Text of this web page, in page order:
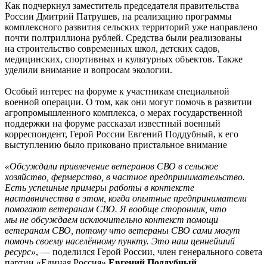
Как подчеркнул заместитель председателя правительства
России Дмитрий Патрушев, на реализацию программы
комплексного развития сельских территорий уже направлено
почти полтриллиона рублей. Средства были реализованы
на строительство современных школ, детских садов,
медицинских, спортивных и культурных объектов. Также
уделили внимание и вопросам экологии.
Особый интерес на форуме к участникам специальной
военной операции. О том, как они могут помочь в развитии
агропромышленного комплекса, о мерах государственной
поддержки на форуме рассказал известный военный
корреспондент, Герой России Евгений Поддубный, к его
выступлению было приковано пристальное внимание
«Обсуждали привлечение ветеранов СВО в сельское
хозяйство, фермерство, в частное предпринимательство.
Есть успешные примеры работы в контексте
наставничества в этом, когда опытные предприниматели
помогают ветеранам СВО. Я вообще сторонник, что
мы не обсуждаем исключительно контекст помощи
ветеранам СВО, потому что ветераны СВО сами могут
помочь своему населённому пункту. Это наш ценнейший
ресурс», — поделился Герой России, член генерального совета